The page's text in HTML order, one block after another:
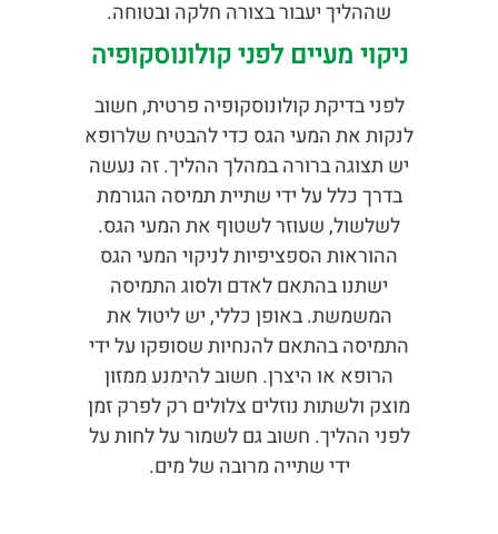
שההליך יעבור בצורה חלקה ובטוחה.
ניקוי מעיים לפני קולונוסקופיה
לפני בדיקת קולונוסקופיה פרטית, חשוב
לנקות את המעי הגס כדי להבטיח שלרופא
יש תצוגה ברורה במהלך ההליך. זה נעשה
בדרך כלל על ידי שתיית תמיסה הגורמת
לשלשול, שעוזר לשטוף את המעי הגס.
ההוראות הספציפיות לניקוי המעי הגס
ישתנו בהתאם לאדם ולסוג התמיסה
המשמשת. באופן כללי, יש ליטול את
התמיסה בהתאם להנחיות שסופקו על ידי
הרופא או היצרן. חשוב להימנע ממזון
מוצק ולשתות נוזלים צלולים רק לפרק זמן
לפני ההליך. חשוב גם לשמור על לחות על
ידי שתייה מרובה של מים.